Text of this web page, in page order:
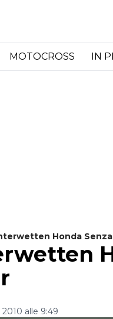
MOTOCROSS IN
Honda
alle 9:49